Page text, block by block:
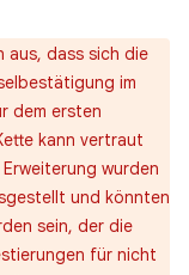
aus, dass sich die
im
dem ersten
kann vertraut
wurden
und könnten
sein, der die
für nicht